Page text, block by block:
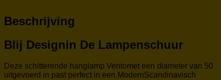
Beschrijving
Blij Designin De Lampenschuur
Deze schitterende hanglamp Ventomet een diameter van 50
uitgevoerd in past perfect in een ModernScandinavisch